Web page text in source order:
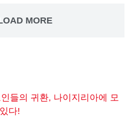
MORE
들의 귀환, 나이지리아에 모
다!